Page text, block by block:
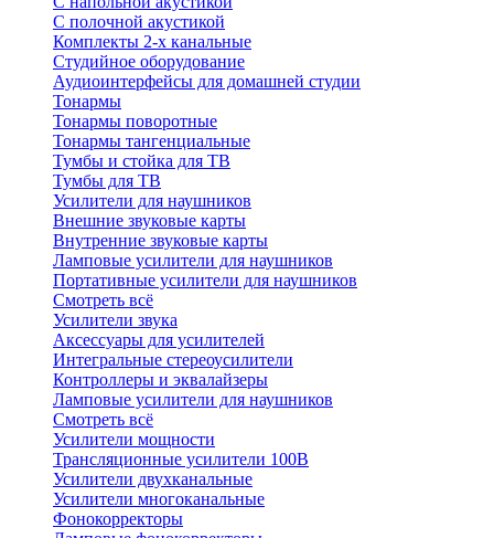
C полочной акустикой
Комплекты 2-х канальные
Студийное оборудование
Аудиоинтерфейсы для домашней студии
Тонармы
Тонармы поворотные
Тонармы тангенциальные
Тумбы и стойка для ТВ
Тумбы для ТВ
Усилители для наушников
Внешние звуковые карты
Внутренние звуковые карты
Ламповые усилители для наушников
Портативные усилители для наушников
Смотреть всё
Усилители звука
Аксессуары для усилителей
Интегральные стереоусилители
Контроллеры и эквалайзеры
Ламповые усилители для наушников
Смотреть всё
Усилители мощности
Трансляционные усилители 100В
Усилители двухканальные
Усилители многоканальные
Фонокорректоры